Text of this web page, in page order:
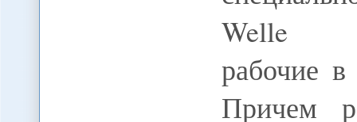
Welle
рабочие в
Причем